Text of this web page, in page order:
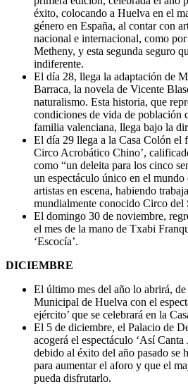
éxito, colocando a Huelva en el
género en España, al contar con
nacional e internacional, como
Metheny, y esta segunda seguro
indiferente.
El día 28, llega la adaptación de
Barraca, la novela de Vicente
naturalismo. Esta historia, que
condiciones de vida de población
familia valenciana, llega bajo la
El día 29 llega a la Casa Colón el
Circo Acrobático Chino’,
como “un deleita para los cinco
un espectáculo único en el mundo
artistas en escena, habiendo
mundialmente conocido Circo del
El domingo 30 de noviembre,
el mes de la mano de Txabi
‘Escocía’.
DICIEMBRE
El último mes del año lo abrirá,
Municipal de Huelva con el
ejército’ que se celebrará en la
El 5 de diciembre, el Palacio de
acogerá el espectáculo ‘Así Canta
debido al éxito del año pasado se
para aumentar el aforo y que el
pueda disfrutarlo.